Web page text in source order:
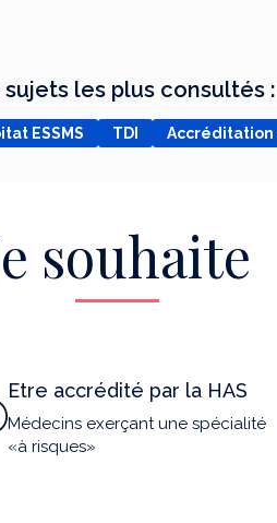
sujets les plus consultés :
ESSMS TDI Accréditation
souhaite
Etre accrédité par la HAS
Médecins exerçant une spécialité
«à risques»